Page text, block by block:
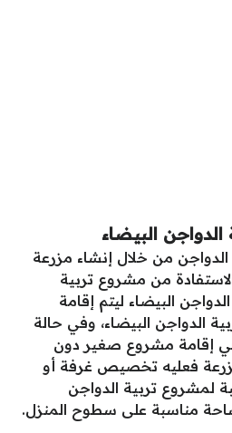
البيضاء
من خلال إنشاء مزرعة
من مشروع تربية
البيضاء ليتم إقامة
الدواجن البيضاء، وفي حالة
إقامة مشروع صغير دون
فعليه تخصيص غرفة أو
لمشروع تربية الدواجن
مناسبة على سطوح المنزل.